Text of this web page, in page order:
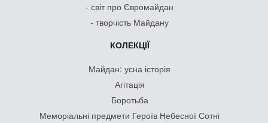
- світ про Євромайдан
- творчість Майдану
КОЛЕКЦІЇ
Майдан: усна історія
Агітація
Боротьба
Меморіальні предмети Героїв Небесної Сотні